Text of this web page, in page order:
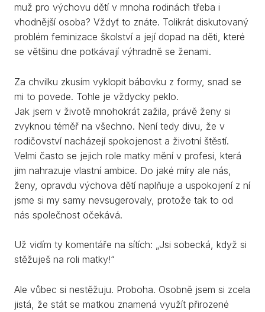
muž pro výchovu dětí v mnoha rodinách třeba i
vhodnější osoba? Vždyť to znáte. Tolikrát diskutovaný
problém feminizace školství a její dopad na děti, které
se většinu dne potkávají výhradně se ženami.
Za chvilku zkusím vyklopit bábovku z formy, snad se
mi to povede. Tohle je vždycky peklo.
Jak jsem v životě mnohokrát zažila, právě ženy si
zvyknou téměř na všechno. Není tedy divu, že v
rodičovství nacházejí spokojenost a životní štěstí.
Velmi často se jejich role matky mění v profesi, která
jim nahrazuje vlastní ambice. Do jaké míry ale nás,
ženy, opravdu výchova dětí naplňuje a uspokojení z ní
jsme si my samy nevsugerovaly, protože tak to od
nás společnost očekává.
Už vidím ty komentáře na sítích: „Jsi sobecká, když si
stěžuješ na roli matky!“
Ale vůbec si nestěžuju. Proboha. Osobně jsem si zcela
jistá, že stát se matkou znamená využít přirozené